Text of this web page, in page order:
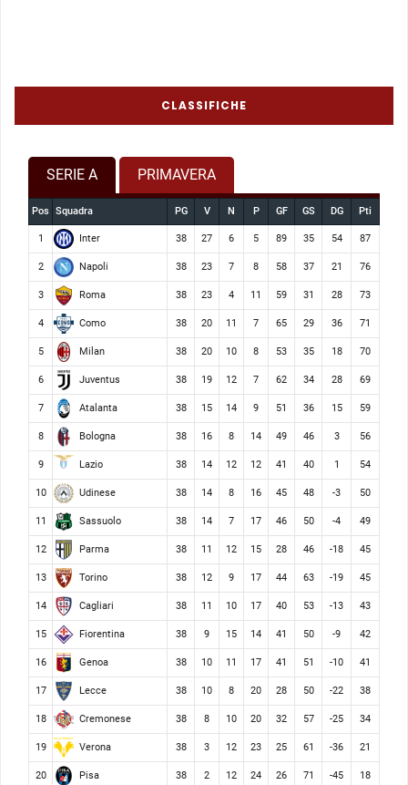
CLASSIFICHE
SERIE A PRIMAVERA
Pos Squadra PG V N P GF GS DG Pti
1 Inter 38 27 6 5 89 35 54 87
2 Napoli 38 23 7 8 58 37 21 76
3 Roma 38 23 4 11 59 31 28 73
4 Como 38 20 11 7 65 29 36 71
5 Milan 38 20 10 8 53 35 18 70
6 Juventus 38 19 12 7 62 34 28 69
7 Atalanta 38 15 14 9 51 36 15 59
8 Bologna 38 16 8 14 49 46 3 56
9 Lazio 38 14 12 12 41 40 1 54
10 Udinese 38 14 8 16 45 48 -3 50
11 Sassuolo 38 14 7 17 46 50 -4 49
12 Parma 38 11 12 15 28 46 -18 45
13 Torino 38 12 9 17 44 63 -19 45
14 Cagliari 38 11 10 17 40 53 -13 43
15 Fiorentina 38 9 15 14 41 50 -9 42
16 Genoa 38 10 11 17 41 51 -10 41
17 Lecce 38 10 8 20 28 50 -22 38
18 Cremonese 38 8 10 20 32 57 -25 34
19 Verona 38 3 12 23 25 61 -36 21
20 Pisa 38 2 12 24 26 71 -45 18